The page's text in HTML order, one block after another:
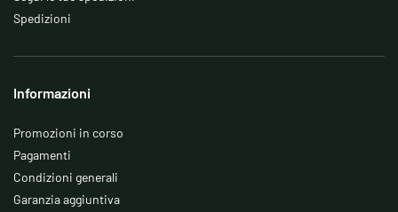
Spedizioni
Informazioni
Promozioni in corso
Pagamenti
Condizioni generali
Garanzia aggiuntiva